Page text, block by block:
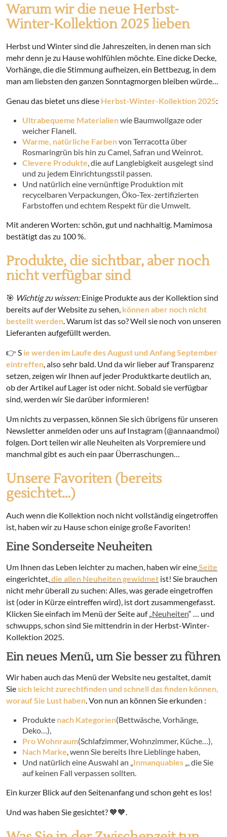
Warum wir die neue Herbst-
Winter-Kollektion 2025 lieben
Herbst und Winter sind die Jahreszeiten, in denen man sich
mehr denn je zu Hause wohlfühlen möchte. Eine dicke Decke,
Vorhänge, die die Stimmung aufheizen, ein Bettbezug, in dem
man am liebsten den ganzen Sonntagmorgen bleiben würde…
Genau das bietet uns diese Herbst-Winter-Kollektion 2025:
Ultrabequeme Materialienwie Baumwollgaze oder
weicher Flanell.
Warme, natürliche Farbenvon Terracotta über
Rosmaringrün bis hin zu Camel, Safran und Weinrot.
Clevere Produkte, die auf Langlebigkeit ausgelegt sind
und zu jedem Einrichtungsstil passen.
Und natürlich eine vernünftige Produktion mit
recycelbaren Verpackungen, Öko-Tex-zertifizierten
Farbstoffen und echtem Respekt für die Umwelt.
Mit anderen Worten: schön, gut und nachhaltig. Mamimosa
bestätigt das zu 100 %.
Produkte, die sichtbar, aber noch
nicht verfügbar sind
🎯 Wichtig zu wissen:Einige Produkte aus der Kollektion sind
bereits auf der Website zu sehen, können aber noch nicht
bestellt werden. Warum ist das so? Weil sie noch von unseren
Lieferanten aufgefüllt werden.
👉 S ie werden im Laufe des August und Anfang September
eintreffen, also sehr bald. Und da wir lieber auf Transparenz
setzen, zeigen wir Ihnen auf jeder Produktkarte deutlich an,
ob der Artikel auf Lager ist oder nicht. Sobald sie verfügbar
sind, werden wir Sie darüber informieren!
Um nichts zu verpassen, können Sie sich übrigens für unseren
Newsletter anmelden oder uns auf Instagram (@annaandmoi)
folgen. Dort teilen wir alle Neuheiten als Vorpremiere und
manchmal gibt es auch ein paar Überraschungen…
Unsere Favoriten (bereits
gesichtet…)
Auch wenn die Kollektion noch nicht vollständig eingetroffen
ist, haben wir zu Hause schon einige große Favoriten!
Eine Sonderseite Neuheiten
Um Ihnen das Leben leichter zu machen, haben wir eineSeite
eingerichtet,die allen Neuheiten gewidmet ist! Sie brauchen
nicht mehr überall zu suchen: Alles, was gerade eingetroffen
ist (oder in Kürze eintreffen wird), ist dort zusammengefasst.
Klicken Sie einfach im Menü der Seite auf „Neuheiten“ … und
schwupps, schon sind Sie mittendrin in der Herbst-Winter-
Kollektion 2025.
Ein neues Menü, um Sie besser zu führen
Wir haben auch das Menü der Website neu gestaltet, damit
Siesich leicht zurechtfinden und schnell das finden können,
worauf Sie Lust haben. Von nun an können Sie erkunden :
Produkte nach Kategorien(Bettwäsche, Vorhänge,
Deko…),
Pro Wohnraum(Schlafzimmer, Wohnzimmer, Küche…),
Nach Marke, wenn Sie bereits Ihre Lieblinge haben,
Und natürlich eine Auswahl an „Inmanquables „, die Sie
auf keinen Fall verpassen sollten.
Ein kurzer Blick auf den Seitenanfang und schon geht es los!
Und was haben Sie gesichtet? 🧡🧡.